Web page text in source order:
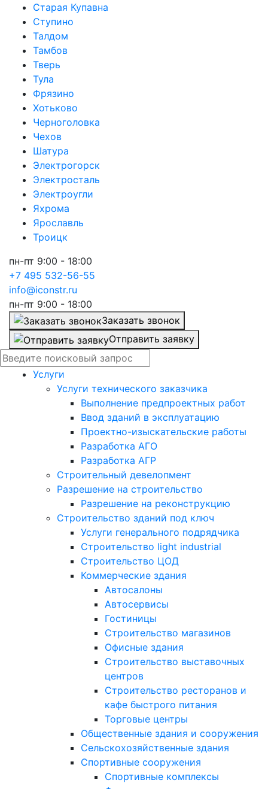
Старая Купавна
Ступино
Талдом
Тамбов
Тверь
Тула
Фрязино
Хотьково
Черноголовка
Чехов
Шатура
Электрогорск
Электросталь
Электроугли
Яхрома
Ярославль
Троицк
пн-пт 9:00 - 18:00
+7 495 532-56-55
info@iconstr.ru
пн-пт 9:00 - 18:00
Заказать звонок
Отправить заявку
Услуги
Услуги технического заказчика
Выполнение предпроектных работ
Ввод зданий в эксплуатацию
Проектно-изыскательские работы
Разработка АГО
Разработка АГР
Строительный девелопмент
Разрешение на строительство
Разрешение на реконструкцию
Строительство зданий под ключ
Услуги генерального подрядчика
Строительство light industrial
Строительство ЦОД
Коммерческие здания
Автосалоны
Автосервисы
Гостиницы
Строительство магазинов
Офисные здания
Строительство выставочных
центров
Строительство ресторанов и
кафе быстрого питания
Торговые центры
Общественные здания и сооружения
Сельскохозяйственные здания
Спортивные сооружения
Спортивные комплексы